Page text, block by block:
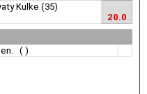
Kulke (35)
20.0
( )